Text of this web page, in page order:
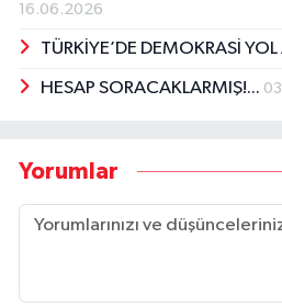
16.06.2026
TÜRKİYE’DE DEMOKRASİ
HESAP SORACAKLARMIŞ!...
Yorumlar